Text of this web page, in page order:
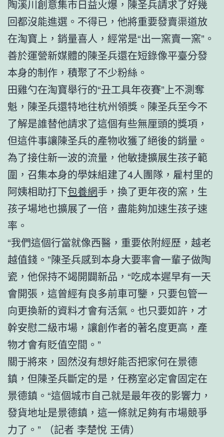
陶溪川創意集市日益火爆，陳圣兵請求了好幾
回都沒能進選。不得已，他將重要發賣渠道放
在淘寶上，銷量喜人，經常是“出一窯賣一窯”。
善於運營新媒體的陳圣兵還在短錄像平臺分發
本身的制作，積聚了不少粉絲。
田雞勺在淘寶舉行的“丑工具年夜賽”上不測奪
魁，陳圣兵還特地往杭州領獎。陳圣兵至今不
了解是誰替他請求了這個有些無厘頭的獎項，
但這件事讓陳圣兵的產物收獲了絕後的銷量。
為了接住新一波的流量，他敏捷擴展生孩子範
圍，召集本身的學妹組建了4人團隊，雇村里的
阿姨相助打下包養網手，換了更年夜的窯，生
孩子場地也擴展了一倍，盡能夠加速生孩子速
率。
“我們這個行當就像西醫，重要依附經歷，越老
越值錢。”陳圣兵感到本身大要率會一輩子做陶
瓷，他保持不竭開闢新品，“吃成本遲早有一天
會開張，這曾經有良多前車可鑒，只要包管一
向更換新的資料才會有活氣。也只要如許，才
幹安慰二級市場，讓創作者的著名度更高，產
物才會有貶值空間。”
關于將來，固然沒有想好能否把家何在景德
鎮，但陳圣兵斷定的是，任務室必定會固定在
景德鎮。“這個城市自己就是最年夜的影響力，
發貨地址是景德鎮，這一條就足夠有市場競爭
力了。” （記者 李楚悅 王倩）